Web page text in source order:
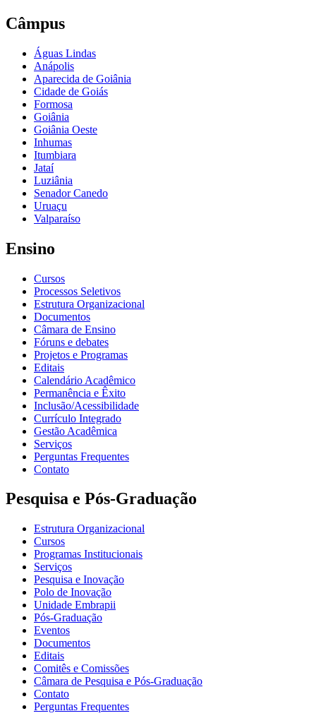
Câmpus
Águas Lindas
Anápolis
Aparecida de Goiânia
Cidade de Goiás
Formosa
Goiânia
Goiânia Oeste
Inhumas
Itumbiara
Jataí
Luziânia
Senador Canedo
Uruaçu
Valparaíso
Ensino
Cursos
Processos Seletivos
Estrutura Organizacional
Documentos
Câmara de Ensino
Fóruns e debates
Projetos e Programas
Editais
Calendário Acadêmico
Permanência e Êxito
Inclusão/Acessibilidade
Currículo Integrado
Gestão Acadêmica
Serviços
Perguntas Frequentes
Contato
Pesquisa e Pós-Graduação
Estrutura Organizacional
Cursos
Programas Institucionais
Serviços
Pesquisa e Inovação
Polo de Inovação
Unidade Embrapii
Pós-Graduação
Eventos
Documentos
Editais
Comitês e Comissões
Câmara de Pesquisa e Pós-Graduação
Contato
Perguntas Frequentes